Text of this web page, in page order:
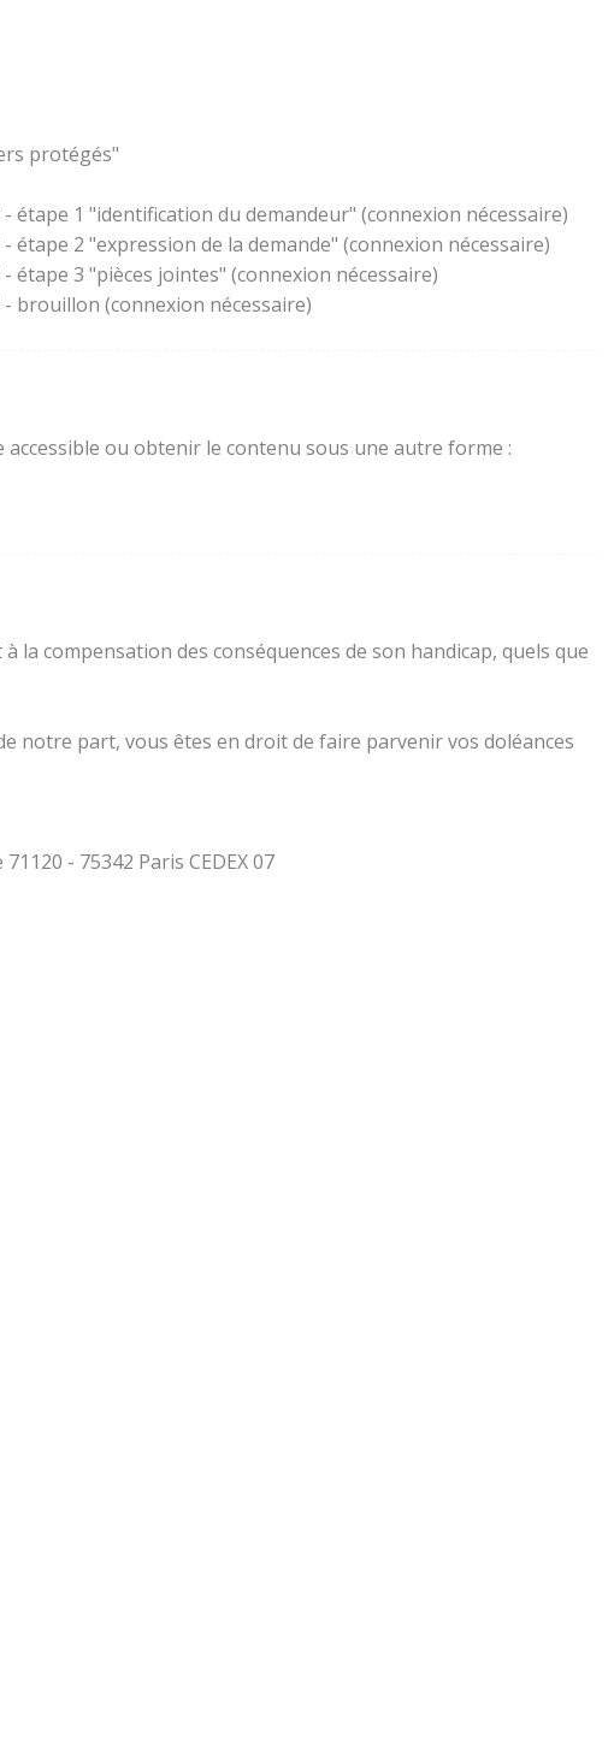
protégés"
1 "identification du demandeur" (connexion nécessaire)
2 "expression de la demande" (connexion nécessaire)
3 "pièces jointes" (connexion nécessaire)
brouillon (connexion nécessaire)
ou obtenir le contenu sous une autre forme :
la compensation des conséquences de son handicap, quels que
notre part, vous êtes en droit de faire parvenir vos doléances
- 75342 Paris CEDEX 07